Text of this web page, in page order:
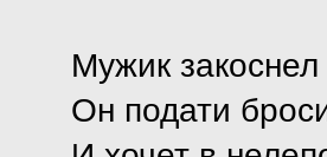
Мужик
Он подати